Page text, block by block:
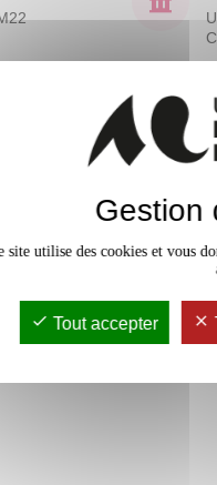
Arabophonie,
Gestion
site utilise des cookies et vous
Tout accepter